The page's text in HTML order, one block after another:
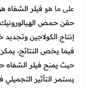
عروض الرجال
عروض قسم
عروض المختبر
عروض الاشعة
عروض الباطنة
على ما هو فيلر الشفاه
حقن حمض
إنتاج الكولاجين وتجديد
فيما يخص النتائج،
حيث يمنح فيلر الشفاه
يستمر التأثير